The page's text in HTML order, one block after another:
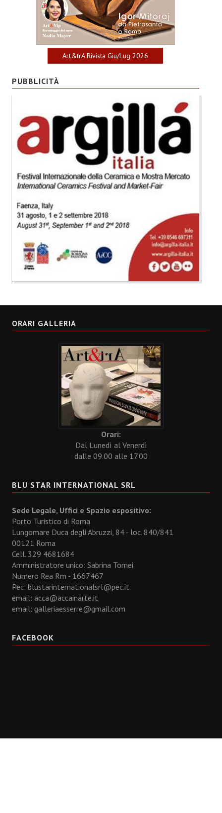
Art&trA Rivista Giu/Lug 2026
PUBBLICITÀ
ORARI GALLERIA
Orari:
Dal Lunedì al Venerdì
dalle 09.00 alle 17.00
BLU STAR INTERNATIONAL SRL
Sede Legale, Uffici e Spazio espositivo:
Porto Turistico di Roma
Lungomare Duca degli Abruzzi, 84 - loc. 840/841
00121 Roma
Cell. 329 4681684
Amministratore unico: Sabrina Tomei
Numero Rea Rm - 1667467
Pec: blustarinternationalsrl@pec.it
email: acca@accainarte.it
email: galleriaesserre@gmail.com
FACEBOOK